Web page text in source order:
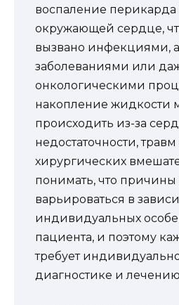
воспаление
окружающей сердце,
вызвано инфекциями,
заболеваниями или
онкологическими
накопление жидкости
происходить из-за
недостаточности,
хирургических
понимать, что причины
варьироваться в
индивидуальных
пациента, и поэтому
требует
диагностике и